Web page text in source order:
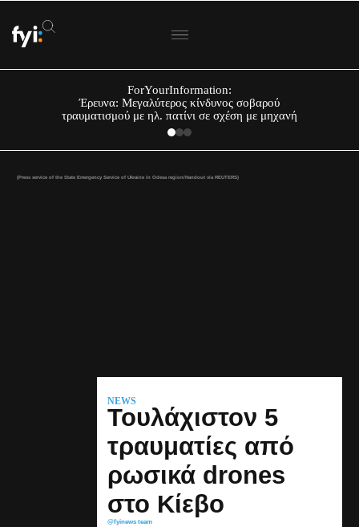
ForYourInformation:
Έρευνα: Μεγαλύτερος κίνδυνος σοβαρού
τραυματισμού με ηλ. πατίνι σε σχέση με μηχανή
(Press service of the State Emergency Service of Ukraine in Odesa region/Handout via REUTERS)
NEWS
Τουλάχιστον 5
τραυματίες από
ρωσικά drones
στο Κίεβο
@fyinews team